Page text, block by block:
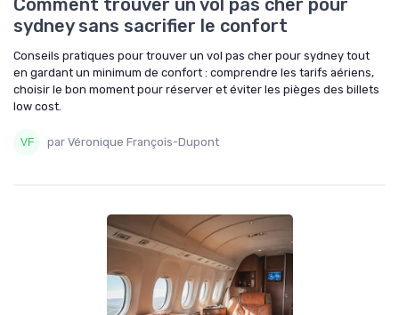
sydney sans sacrifier le confort
Conseils pratiques pour trouver un vol pas cher pour sydney tout
en gardant un minimum de confort : comprendre les tarifs aériens,
choisir le bon moment pour réserver et éviter les pièges des billets
low cost.
par Véronique François-Dupont